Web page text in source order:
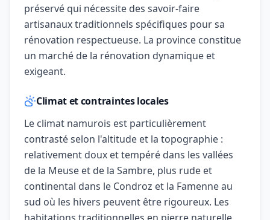
préservé qui nécessite des savoir-faire
artisanaux traditionnels spécifiques pour sa
rénovation respectueuse. La province constitue
un marché de la rénovation dynamique et
exigeant.
Climat et contraintes locales
Le climat namurois est particulièrement
contrasté selon l'altitude et la topographie :
relativement doux et tempéré dans les vallées
de la Meuse et de la Sambre, plus rude et
continental dans le Condroz et la Famenne au
sud où les hivers peuvent être rigoureux. Les